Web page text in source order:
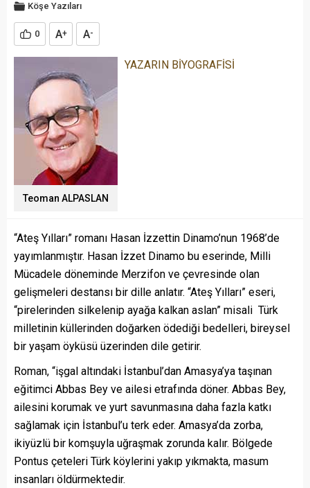
Köşe Yazıları
0 A+ A-
Teoman ALPASLAN
YAZARIN BİYOGRAFİSİ
“Ateş Yılları” romanı Hasan İzzettin Dinamo’nun 1968’de
yayımlanmıştır. Hasan İzzet Dinamo bu eserinde, Milli
Mücadele döneminde Merzifon ve çevresinde olan
gelişmeleri destansı bir dille anlatır. “Ateş Yılları” eseri,
“pirelerinden silkelenip ayağa kalkan aslan” misali Türk
milletinin küllerinden doğarken ödediği bedelleri, bireysel
bir yaşam öyküsü üzerinden dile getirir.
Roman, “işgal altındaki İstanbul’dan Amasya’ya taşınan
eğitimci Abbas Bey ve ailesi etrafında döner. Abbas Bey,
ailesini korumak ve yurt savunmasına daha fazla katkı
sağlamak için İstanbul’u terk eder. Amasya’da zorba,
ikiyüzlü bir komşuyla uğraşmak zorunda kalır. Bölgede
Pontus çeteleri Türk köylerini yakıp yıkmakta, masum
insanları öldürmektedir.